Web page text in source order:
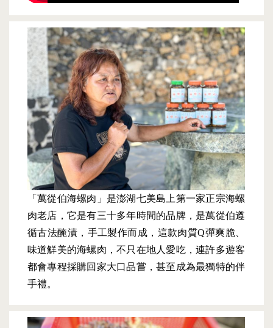
「萬從伯海螺肉」是澎湖七美島上第一家正宗海螺
肉老店，它是有三十多年時間的品牌，是萬從伯遵
循古法醃漬，手工製作而成，這款肉質Q彈爽脆、
味道鮮美的海螺肉，不只在地人愛吃，連許多遊客
都會專程採購回家大口品嘗，甚至成為最獨特的伴
手禮。